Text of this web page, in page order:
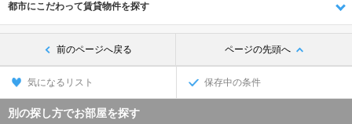
都市にこだわって賃貸物件を探す
前のページへ戻る ページの先頭へ
気になるリスト 保存中の条件
別の探し方でお部屋を探す